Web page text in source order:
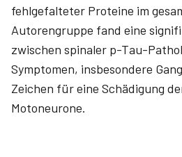
fehlgefalteter Proteine im
Autorengruppe fand eine
zwischen spinaler p-Tau-­
Symptomen, insbesondere
Zeichen für eine Schädigung
Motoneurone.